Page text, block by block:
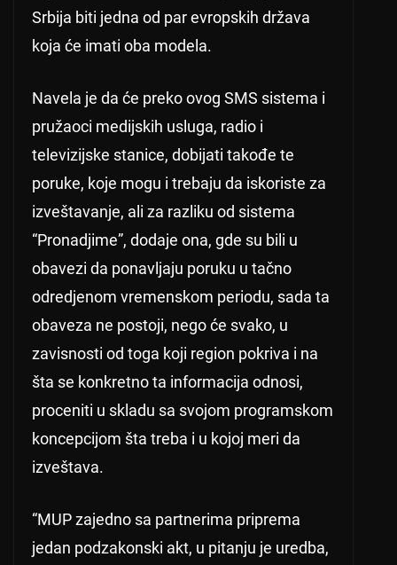
Srbija biti jedna od par evropskih država
koja će imati oba modela.
Navela je da će preko ovog SMS sistema i
pružaoci medijskih usluga, radio i
televizijske stanice, dobijati takođe te
poruke, koje mogu i trebaju da iskoriste za
izveštavanje, ali za razliku od sistema
“Pronadjime”, dodaje ona, gde su bili u
obavezi da ponavljaju poruku u tačno
odredjenom vremenskom periodu, sada ta
obaveza ne postoji, nego će svako, u
zavisnosti od toga koji region pokriva i na
šta se konkretno ta informacija odnosi,
proceniti u skladu sa svojom programskom
koncepcijom šta treba i u kojoj meri da
izveštava.
“MUP zajedno sa partnerima priprema
jedan podzakonski akt, u pitanju je uredba,